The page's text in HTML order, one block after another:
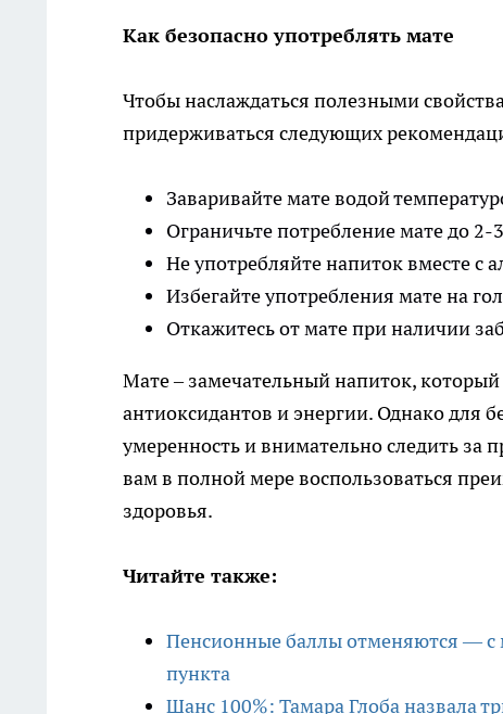
Как безопасно употреблять мате
Чтобы наслаждаться полезными
придерживаться следующих
Заваривайте мате водой
Ограничьте потребление мате до 2-
Не употребляйте напиток вместе с
Избегайте употребления мате на
Откажитесь от мате при наличии
Мате – замечательный напиток,
антиоксидантов и энергии. Однако для
умеренность и внимательно следить за
вам в полной мере воспользоваться
здоровья.
Читайте также:
Пенсионные баллы отменяются — с
пункта
Шанс 100%: Тамара Глоба назвала